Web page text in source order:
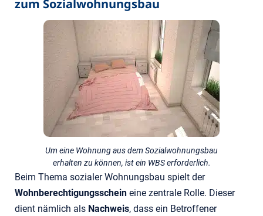
zum Sozialwohnungsbau
Um eine Wohnung aus dem Sozialwohnungsbau
erhalten zu können, ist ein WBS erforderlich.
Beim Thema sozialer Wohnungsbau spielt der
Wohnberechtigungsschein eine zentrale Rolle. Dieser
dient nämlich als Nachweis, dass ein Betroffener